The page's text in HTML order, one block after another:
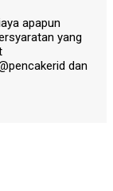
apapun
yang
dan